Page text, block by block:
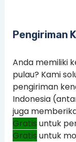
Pengiriman
Anda memiliki
pulau? Kami
pengiriman
Indonesia
juga
Gratis untuk
Gratis untuk